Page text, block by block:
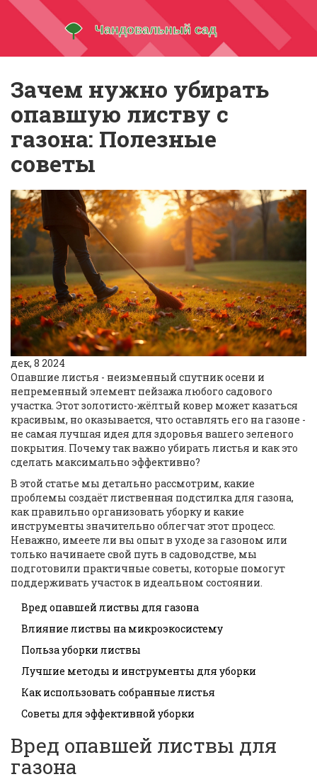
Зачем нужно убирать
опавшую листву с
газона: Полезные
советы
дек, 8 2024
Опавшие листья - неизменный спутник осени и
непременный элемент пейзажа любого садового
участка. Этот золотисто-жёлтый ковер может казаться
красивым, но оказывается, что оставлять его на газоне -
не самая лучшая идея для здоровья вашего зеленого
покрытия. Почему так важно убирать листья и как это
сделать максимально эффективно?
В этой статье мы детально рассмотрим, какие
проблемы создаёт лиственная подстилка для газона,
как правильно организовать уборку и какие
инструменты значительно облегчат этот процесс.
Неважно, имеете ли вы опыт в уходе за газоном или
только начинаете свой путь в садоводстве, мы
подготовили практичные советы, которые помогут
поддерживать участок в идеальном состоянии.
Вред опавшей листвы для газона
Влияние листвы на микроэкосистему
Польза уборки листвы
Лучшие методы и инструменты для уборки
Как использовать собранные листья
Советы для эффективной уборки
Вред опавшей листвы для
газона